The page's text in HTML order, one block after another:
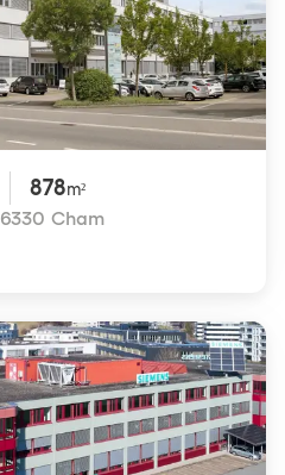
878m²
6330 Cham